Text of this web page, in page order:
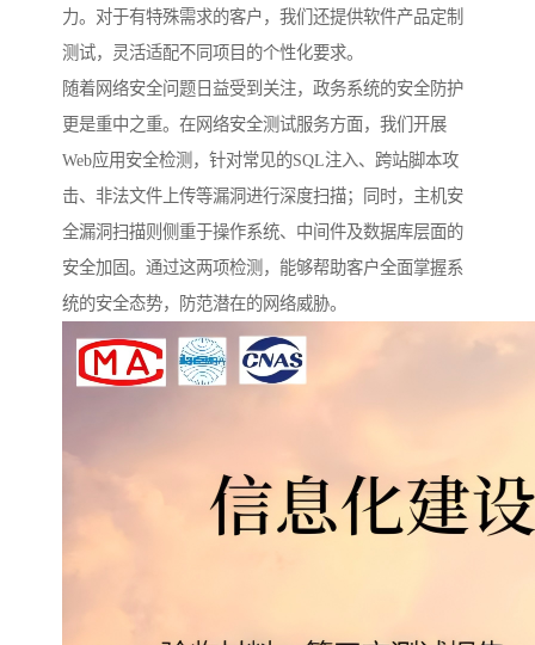
力。对于有特殊需求的客户，我们还提供软件产品定制
测试，灵活适配不同项目的个性化要求。
随着网络安全问题日益受到关注，政务系统的安全防护
更是重中之重。在网络安全测试服务方面，我们开展
Web应用安全检测，针对常见的SQL注入、跨站脚本攻
击、非法文件上传等漏洞进行深度扫描；同时，主机安
全漏洞扫描则侧重于操作系统、中间件及数据库层面的
安全加固。通过这两项检测，能够帮助客户全面掌握系
统的安全态势，防范潜在的网络威胁。